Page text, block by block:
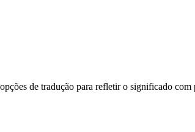
de tradução para refletir o significado com